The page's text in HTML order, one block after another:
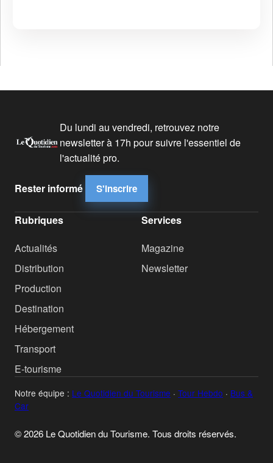
Du lundi au vendredi, retrouvez notre
newsletter à 17h pour suivre l'essentiel de
l'actualité pro.
Rester informé S'inscrire
Rubriques
Actualités
Distribution
Production
Destination
Hébergement
Transport
E-tourisme
Services
Magazine
Newsletter
Notre équipe : Le Quotidien du Tourisme · Tour Hebdo · Bus &
Car
© 2026 Le Quotidien du Tourisme. Tous droits réservés.